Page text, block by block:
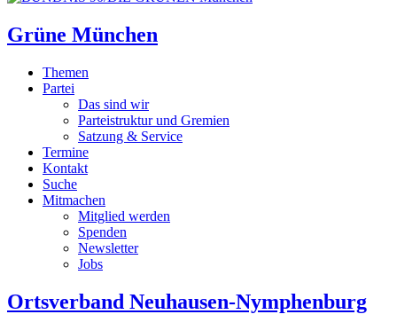
Grüne München
Themen
Partei
Das sind wir
Parteistruktur und Gremien
Satzung & Service
Termine
Kontakt
Suche
Mitmachen
Mitglied werden
Spenden
Newsletter
Jobs
Ortsverband Neuhausen-Nymphenburg